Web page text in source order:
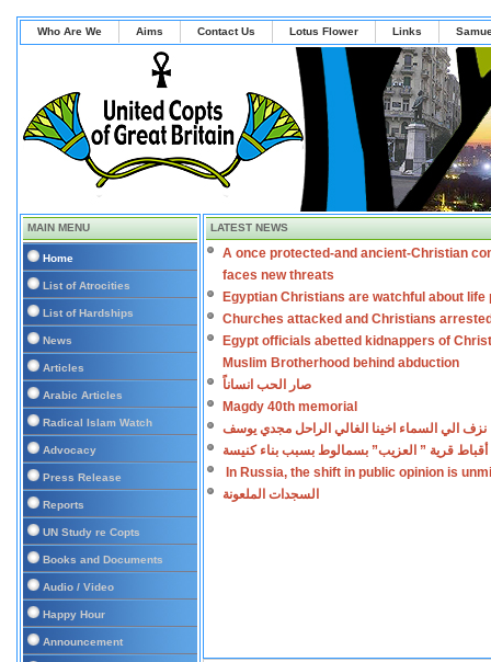
Who Are We Aims Contact Us Lotus Flower Links
MAIN MENU
Home
List of Atrocities
List of Hardships
News
Articles
Arabic Articles
Radical Islam Watch
Advocacy
Press Release
Reports
UN Study re Copts
Books and Documents
Audio / Video
Happy Hour
Announcement
LATEST NEWS
A once protected-and ancient-Christian
faces new threats
Egyptian Christians are watchful about life
Churches attacked and Christians
Egypt officials abetted kidnappers of
Muslim Brotherhood behind abduction
صار الحب انساناً
Magdy 40th memorial
نزف الي السماء اخينا الغالي الراحل مجدي يوسف
أقباط قرية ” العزيب” بسمالوط بسبب بناء كنيسة
In Russia, the shift in public opinion is
السجدات الملعونة